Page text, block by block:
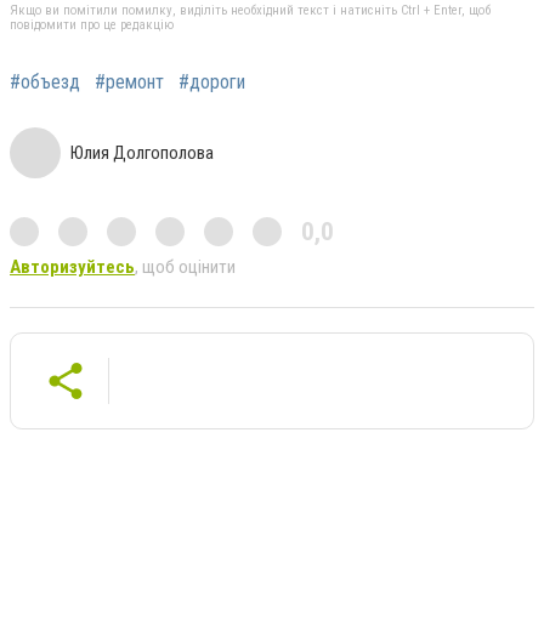
Якщо ви помітили помилку, виділіть необхідний текст і натисніть Ctrl + Enter, щоб
повідомити про це редакцію
#объезд #ремонт #дороги
Юлия Долгополова
0,0
Авторизуйтесь, щоб оцінити